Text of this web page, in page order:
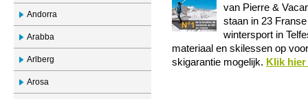
Andorra
Arabba
Arlberg
Arosa
van Pierre &
staan in 23
wintersport in
materiaal en skilessen op
skigarantie mogelijk. Klik